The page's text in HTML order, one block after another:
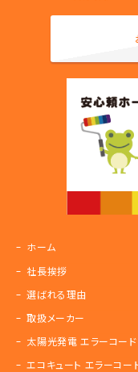
ホーム
社長挨拶
選ばれる理由
取扱メーカー
太陽光発電 エラーコード
エコキュート エラーコー